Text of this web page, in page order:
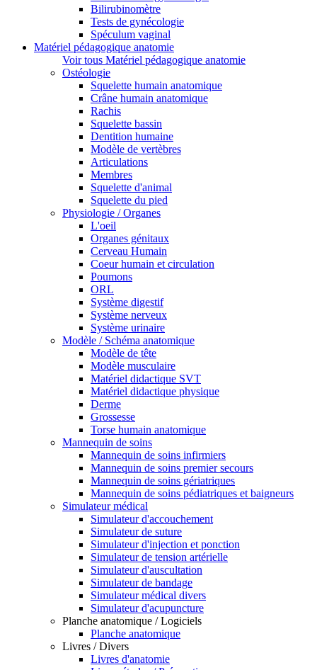
Bilirubinomètre
Tests de gynécologie
Spéculum vaginal
Matériel pédagogique anatomie
Voir tous Matériel pédagogique anatomie
Ostéologie
Squelette humain anatomique
Crâne humain anatomique
Rachis
Squelette bassin
Dentition humaine
Modèle de vertèbres
Articulations
Membres
Squelette d'animal
Squelette du pied
Physiologie / Organes
L'oeil
Organes génitaux
Cerveau Humain
Coeur humain et circulation
Poumons
ORL
Système digestif
Système nerveux
Système urinaire
Modèle / Schéma anatomique
Modèle de tête
Modèle musculaire
Matériel didactique SVT
Matériel didactique physique
Derme
Grossesse
Torse humain anatomique
Mannequin de soins
Mannequin de soins infirmiers
Mannequin de soins premier secours
Mannequin de soins gériatriques
Mannequin de soins pédiatriques et baigneurs
Simulateur médical
Simulateur d'accouchement
Simulateur de suture
Simulateur d'injection et ponction
Simulateur de tension artérielle
Simulateur d'auscultation
Simulateur de bandage
Simulateur médical divers
Simulateur d'acupuncture
Planche anatomique / Logiciels
Planche anatomique
Livres / Divers
Livres d'anatomie